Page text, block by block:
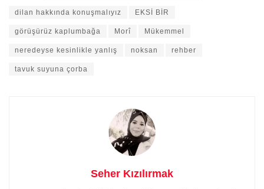
dilan hakkında konuşmalıyız EKSİ BİR
görüşürüz kaplumbağa Morî Mükemmel
neredeyse kesinlikle yanlış noksan rehber
tavuk suyuna çorba
Seher Kızılırmak